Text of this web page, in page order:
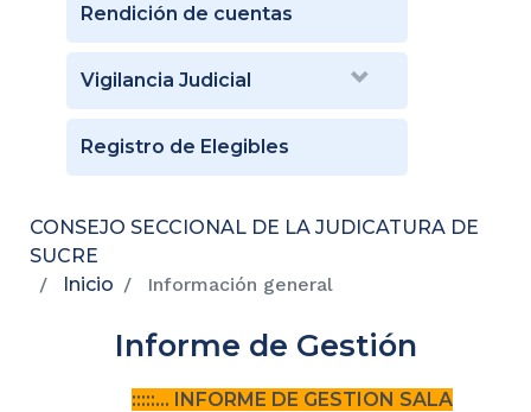
Rendición de cuentas
Vigilancia Judicial
Registro de Elegibles
CONSEJO SECCIONAL DE LA JUDICATURA DE
SUCRE
Inicio
Información general
Informe de Gestión
:::::... INFORME DE GESTION SALA